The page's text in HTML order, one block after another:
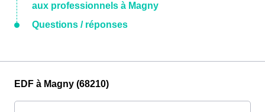
aux professionnels à Magny
Questions / réponses
EDF à Magny (68210)